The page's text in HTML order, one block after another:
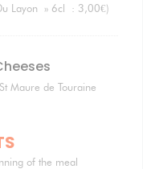
Layon » 6cl : 3,00€)
Maure de Touraine
of the meal